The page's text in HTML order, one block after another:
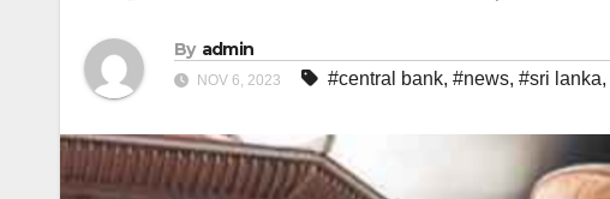
By admin
NOV 6, 2023 #central bank, #news, #sri lanka,